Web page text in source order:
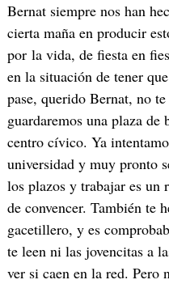
Bernat siempre nos han
cierta maña en producir
por la vida, de fiesta en
en la situación de tener
pase, querido Bernat, no
guardaremos una plaza
centro cívico. Ya
universidad y muy pronto
los plazos y trabajar es un
de convencer. También te
gacetillero, y es
te leen ni las jovencitas a
ver si caen en la red. Pero